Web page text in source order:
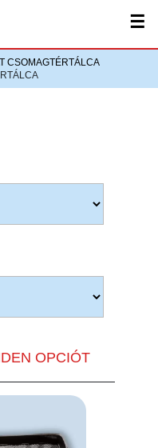
☰
CSOMAGTÉRTÁLCA
OPCIÓT